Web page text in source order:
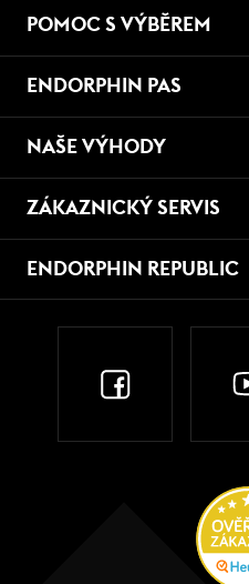
POMOC S VÝBĚREM
ENDORPHIN PAS
NAŠE VÝHODY
ZÁKAZNICKÝ SERVIS
ENDORPHIN REPUBLIC